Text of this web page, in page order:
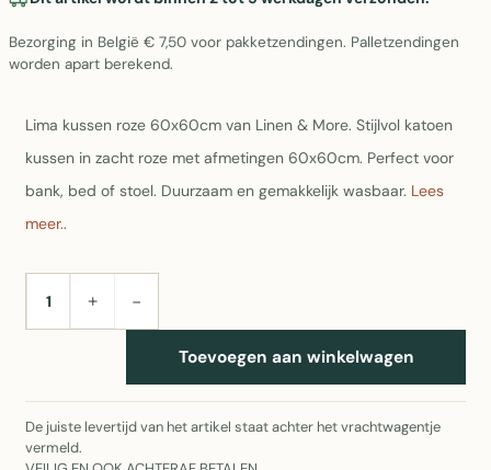
Bezorging in België € 7,50 voor pakketzendingen. Palletzendingen
worden apart berekend.
Lima kussen roze 60x60cm van Linen & More. Stijlvol katoen
kussen in zacht roze met afmetingen 60x60cm. Perfect voor
bank, bed of stoel. Duurzaam en gemakkelijk wasbaar. Lees
meer..
AANTAL+ −
Toevoegen aan winkelwagen
De juiste levertijd van het artikel staat achter het vrachtwagentje
vermeld.